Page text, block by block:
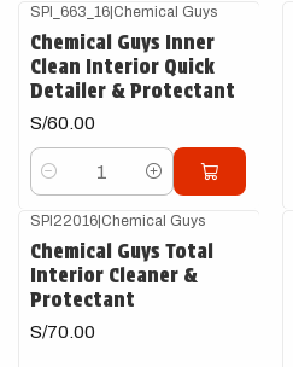
SPI_663_16|Chemical Guys
Chemical Guys Inner
Clean Interior Quick
Detailer & Protectant
S/60.00
Cantidad
SPI22016|Chemical Guys
Chemical Guys Total
Interior Cleaner &
Protectant
S/70.00